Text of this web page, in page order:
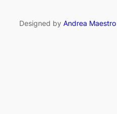
Designed by Andrea Maestro